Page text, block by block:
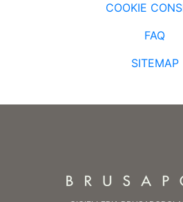
COOKIE
FAQ
SITEMAP